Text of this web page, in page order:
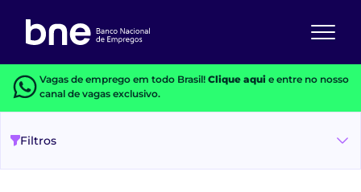
Vagas de emprego em todo Brasil! Clique aquie entre no nosso
canal de vagas exclusivo.
Filtros